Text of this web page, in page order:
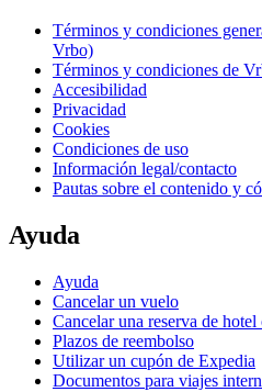
Términos y condiciones
Vrbo)
Términos y condiciones de
Accesibilidad
Privacidad
Cookies
Condiciones de uso
Información legal/contacto
Pautas sobre el contenido y
Ayuda
Ayuda
Cancelar un vuelo
Cancelar una reserva de
Plazos de reembolso
Utilizar un cupón de Expedia
Documentos para viajes